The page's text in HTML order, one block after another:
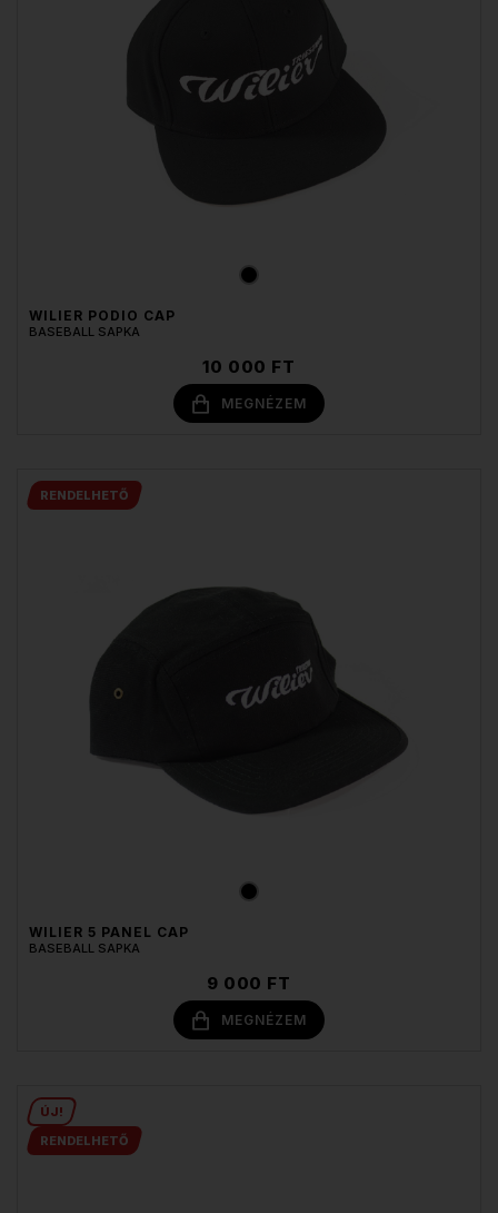
WILIER PODIO CAP
BASEBALL SAPKA
10 000 FT
MEGNÉZEM
RENDELHETŐ
WILIER 5 PANEL CAP
BASEBALL SAPKA
9 000 FT
MEGNÉZEM
ÚJ!
RENDELHETŐ